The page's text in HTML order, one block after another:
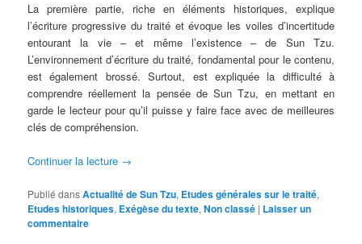
La première partie, riche en éléments historiques, explique
l’écriture progressive du traité et évoque les voiles d’incertitude
entourant la vie – et même l’existence – de Sun Tzu.
L’environnement d’écriture du traité, fondamental pour le contenu,
est également brossé. Surtout, est expliquée la difficulté à
comprendre réellement la pensée de Sun Tzu, en mettant en
garde le lecteur pour qu’il puisse y faire face avec de meilleures
clés de compréhension.
Continuer la lecture →
Publié dansActualité de Sun Tzu, Etudes générales sur le traité,
Etudes historiques, Exégèse du texte,Non classé | Laisser un
commentaire